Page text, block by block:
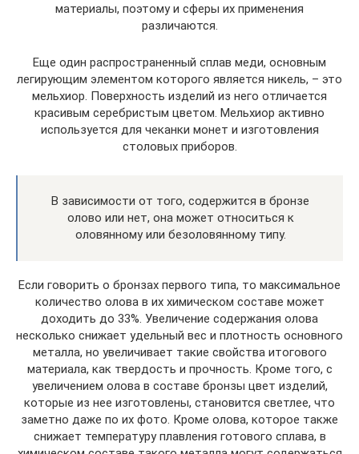
материалы, поэтому и сферы их применения
различаются.
Еще один распространенный сплав меди, основным
легирующим элементом которого является никель, – это
мельхиор. Поверхность изделий из него отличается
красивым серебристым цветом. Мельхиор активно
используется для чеканки монет и изготовления
столовых приборов.
В зависимости от того, содержится в бронзе
олово или нет, она может относиться к
оловянному или безоловянному типу.
Если говорить о бронзах первого типа, то максимальное
количество олова в их химическом составе может
доходить до 33%. Увеличение содержания олова
несколько снижает удельный вес и плотность основного
металла, но увеличивает такие свойства итогового
материала, как твердость и прочность. Кроме того, с
увеличением олова в составе бронзы цвет изделий,
которые из нее изготовлены, становится светлее, что
заметно даже по их фото. Кроме олова, которое также
снижает температуру плавления готового сплава, в